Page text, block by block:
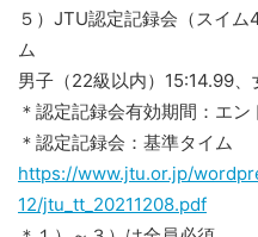
５）JTU認定記録会（スイ
ム
男子（22級以内）15:14.99
＊認定記録会有効期間：エ
＊認定記録会：基準タイム
https://www.jtu.or.jp/
12/jtu_tt_20211208.pdf